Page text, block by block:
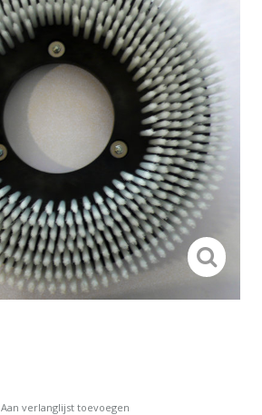
Aan verlanglijst toevoegen